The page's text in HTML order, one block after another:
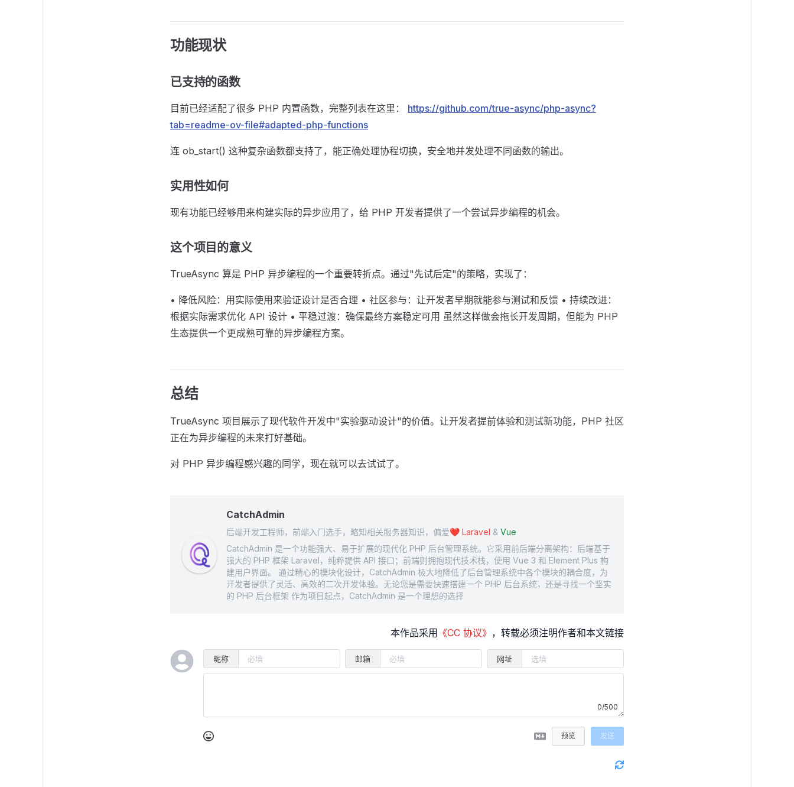
功能现状
已支持的函数
目前已经适配了很多 PHP 内置函数，完整列表在这里： https://github.com/true-async/php-async?
tab=readme-ov-file#adapted-php-functions
连 ob_start() 这种复杂函数都支持了，能正确处理协程切换，安全地并发处理不同函数的输出。
实用性如何
现有功能已经够用来构建实际的异步应用了，给 PHP 开发者提供了一个尝试异步编程的机会。
这个项目的意义
TrueAsync 算是 PHP 异步编程的一个重要转折点。通过"先试后定"的策略，实现了：
• 降低风险：用实际使用来验证设计是否合理 • 社区参与：让开发者早期就能参与测试和反馈 • 持续改进：
根据实际需求优化 API 设计 • 平稳过渡：确保最终方案稳定可用 虽然这样做会拖长开发周期，但能为 PHP
生态提供一个更成熟可靠的异步编程方案。
总结
TrueAsync 项目展示了现代软件开发中"实验驱动设计"的价值。让开发者提前体验和测试新功能，PHP 社区
正在为异步编程的未来打好基础。
对 PHP 异步编程感兴趣的同学，现在就可以去试试了。
CatchAdmin
后端开发工程师，前端入门选手，略知相关服务器知识，偏爱❤️ Laravel & Vue
CatchAdmin 是一个功能强大、易于扩展的现代化 PHP 后台管理系统。它采用前后端分离架构：后端基于
强大的 PHP 框架 Laravel，纯粹提供 API 接口；前端则拥抱现代技术栈，使用 Vue 3 和 Element Plus 构
建用户界面。 通过精心的模块化设计，CatchAdmin 极大地降低了后台管理系统中各个模块的耦合度，为
开发者提供了灵活、高效的二次开发体验。无论您是需要快速搭建一个 PHP 后台系统，还是寻找一个坚实
的 PHP 后台框架 作为项目起点，CatchAdmin 是一个理想的选择
本作品采用 《CC 协议》 ，转载必须注明作者和本文链接
昵称 邮箱 网址
0/500
预览 发送